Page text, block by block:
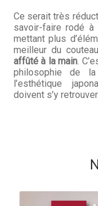
Ce serait très
savoir-faire rodé
mettant plus
meilleur du
affûté à la main.
philosophie de
l’esthétique
doivent s’y retrouver.